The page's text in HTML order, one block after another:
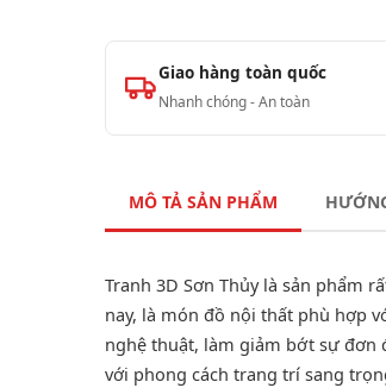
Giao hàng toàn quốc
Nhanh chóng - An toàn
MÔ TẢ SẢN PHẨM
Tranh 3D Sơn Thủy là sản phẩm
nay, là món đồ nội thất phù hợp
nghệ thuật, làm giảm bớt sự đơn
với phong cách trang trí sang